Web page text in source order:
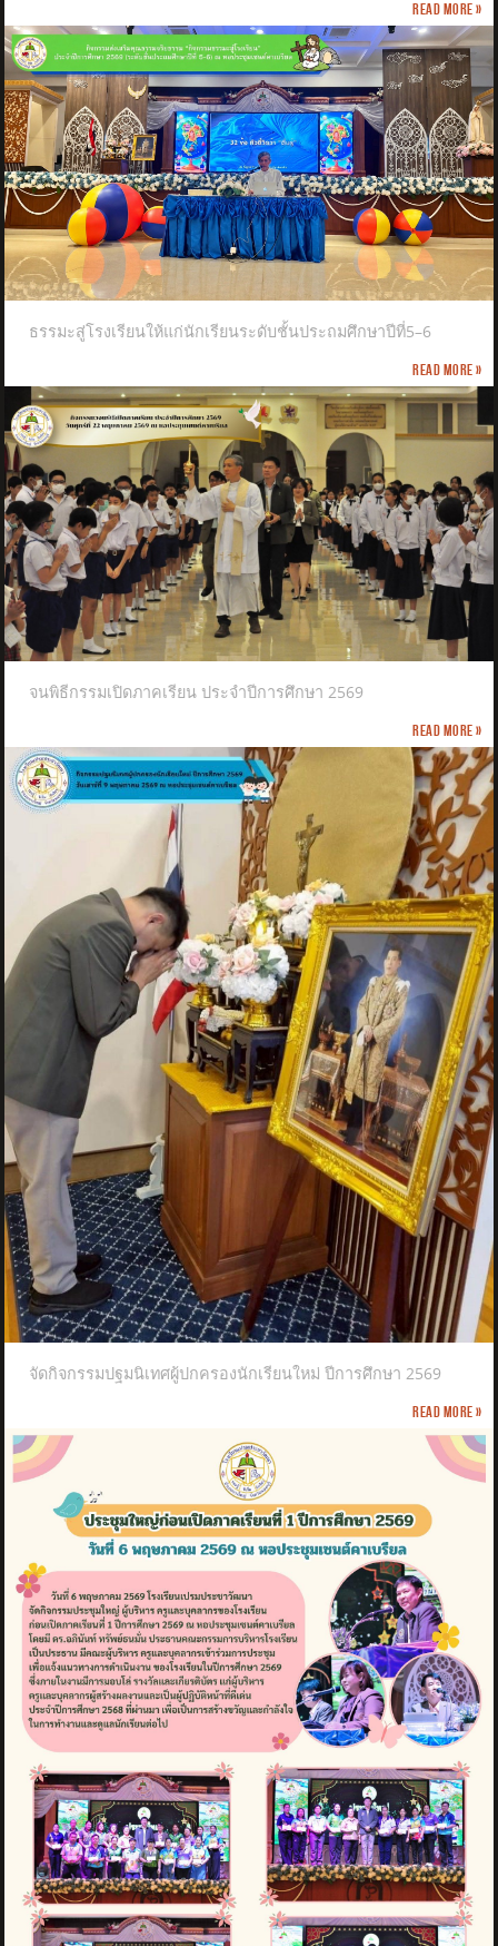
Read more »
ธรรมะสู่โรงเรียนให้แก่นักเรียนระดับชั้นประถมศึกษาปีที่5–6
Read more »
จนพิธีกรรมเปิดภาคเรียน ประจำปีการศึกษา 2569
Read more »
จัดกิจกรรมปฐมนิเทศผู้ปกครองนักเรียนใหม่ ปีการศึกษา 2569
Read more »